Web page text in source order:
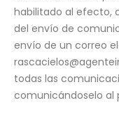
habilitado al efecto,
del envío de
envío de un correo
todas las
comunicándoselo al